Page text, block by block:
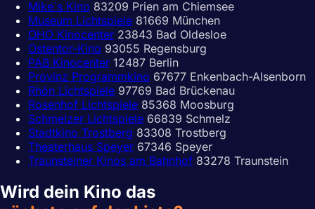
Mike`s Kino 83209 Prien am Chiemsee
Museum Lichtspiele 81669 München
OHO Kinocenter 23843 Bad Oldesloe
Ostentor-Kino 93055 Regensburg
PAB Kinocenter 12487 Berlin
Provinz Programmkino 67677 Enkenbach-Alsenborn
Rhön Lichtspiele 97769 Bad Brückenau
Rosenhof Lichtspiele 85368 Moosburg
Schmelzer Lichtspiele 66839 Schmelz
Stadtkino Trostberg 83308 Trostberg
Theaterhaus Speyer 67346 Speyer
Traunsteiner Kinos am Bahnhof 83278 Traunstein
Wird dein Kino das